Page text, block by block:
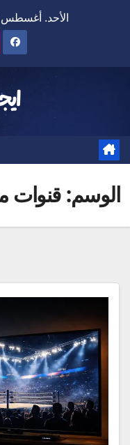
الأحد. أغسطس 9th, 2026
الوسم:قنوات